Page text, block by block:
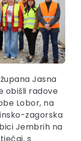
Jasna
obišli radove
Lobor, na
zagorska
Jembrih na